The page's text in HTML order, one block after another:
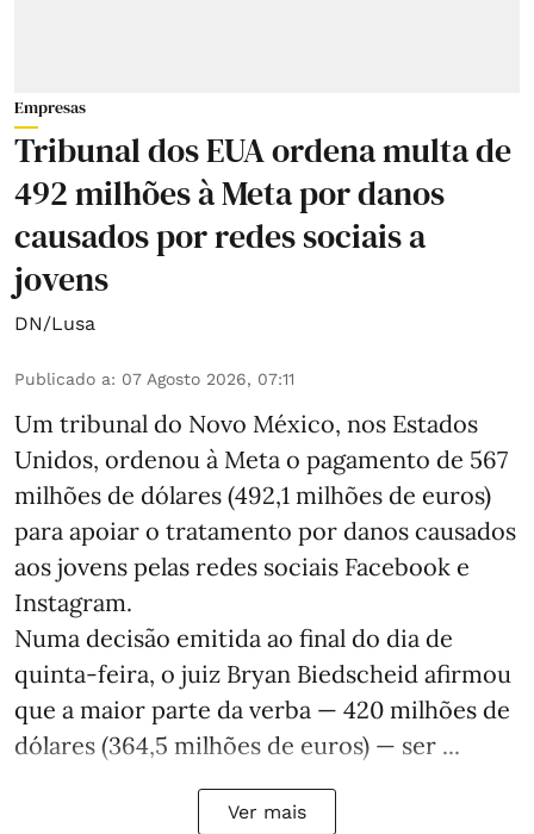
Empresas
Tribunal dos EUA ordena multa de
492 milhões à Meta por danos
causados por redes sociais a
jovens
DN/Lusa
Publicado a: 07 Agosto 2026, 07:11
Um tribunal do Novo México, nos Estados
Unidos, ordenou à Meta o pagamento de 567
milhões de dólares (492,1 milhões de euros)
para apoiar o tratamento por danos causados
aos jovens pelas redes sociais Facebook e
Instagram.
Numa decisão emitida ao final do dia de
quinta-feira, o juiz Bryan Biedscheid afirmou
que a maior parte da verba — 420 milhões de
dólares (364,5 milhões de euros) — ser ...
Ver mais